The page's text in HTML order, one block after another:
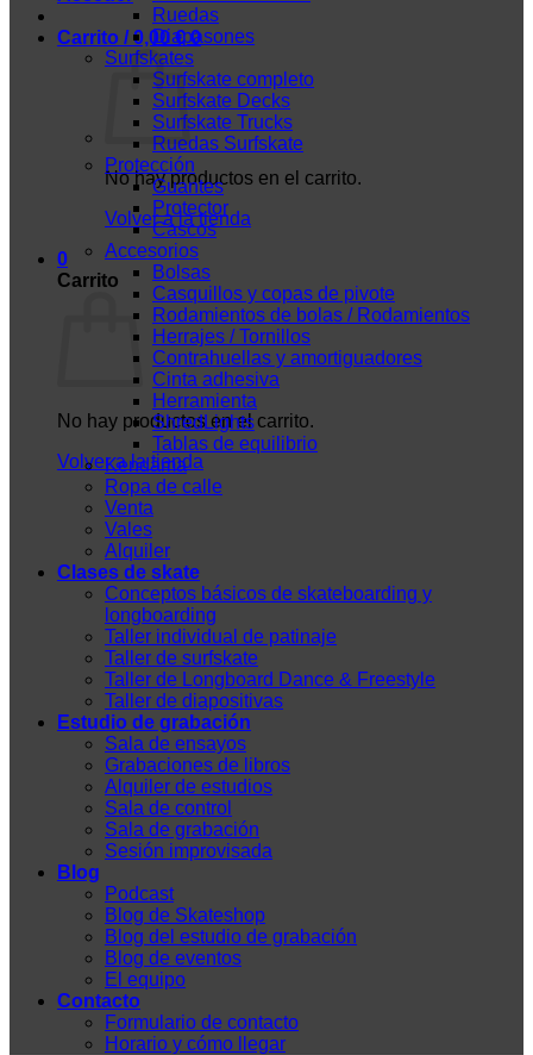
Carrito /0,00€ 0
No hay productos en el carrito.
Volver a la tienda
0
Carrito
No hay productos en el carrito.
Volver a la tienda
Ruedas
Diapasones
Surfskates
Surfskate completo
Surfskate Decks
Surfskate Trucks
Ruedas Surfskate
Protección
Guantes
Protector
Cascos
Accesorios
Bolsas
Casquillos y copas de pivote
Rodamientos de bolas / Rodamientos
Herrajes / Tornillos
Contrahuellas y amortiguadores
Cinta adhesiva
Herramienta
ShredLights
Tablas de equilibrio
Kendama
Ropa de calle
Venta
Vales
Alquiler
Clases de skate
Conceptos básicos de skateboarding y
longboarding
Taller individual de patinaje
Taller de surfskate
Taller de Longboard Dance & Freestyle
Taller de diapositivas
Estudio de grabación
Sala de ensayos
Grabaciones de libros
Alquiler de estudios
Sala de control
Sala de grabación
Sesión improvisada
Blog
Podcast
Blog de Skateshop
Blog del estudio de grabación
Blog de eventos
El equipo
Contacto
Formulario de contacto
Horario y cómo llegar